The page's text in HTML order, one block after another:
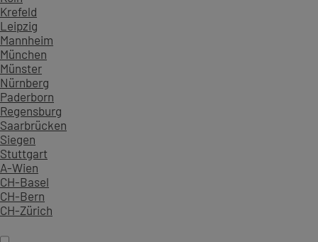
Krefeld
Leipzig
Mannheim
München
Münster
Nürnberg
Paderborn
Regensburg
Saarbrücken
Siegen
Stuttgart
A-Wien
CH-Basel
CH-Bern
CH-Zürich